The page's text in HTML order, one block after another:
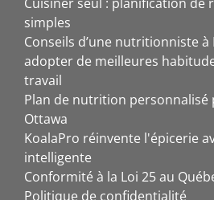
simples
Conseils d’une nutritionniste
adopter de meilleures
travail
Plan de nutrition personnalisé
Ottawa
KoalaPro réinvente l'épicerie
intelligente
Conformité à la Loi 25 au
Politique de confidentialité